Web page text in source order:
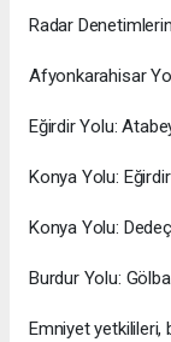
Radar
Afyonkarahisar
Eğirdir Yolu:
Konya Yolu:
Konya Yolu:
Burdur Yolu:
Emniyet yetkilileri,